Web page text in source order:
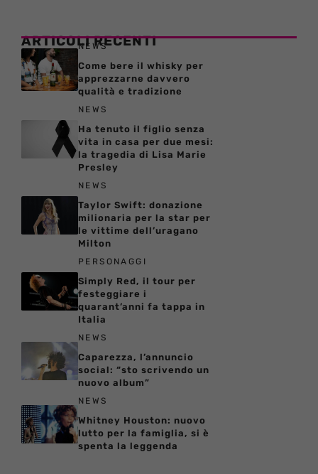
ARTICOLI RECENTI
NEWS
Come bere il whisky per
apprezzarne davvero
qualità e tradizione
NEWS
Ha tenuto il figlio senza
vita in casa per due mesi:
la tragedia di Lisa Marie
Presley
NEWS
Taylor Swift: donazione
milionaria per la star per
le vittime dell’uragano
Milton
PERSONAGGI
Simply Red, il tour per
festeggiare i
quarant’anni fa tappa in
Italia
NEWS
Caparezza, l’annuncio
social: “sto scrivendo un
nuovo album”
NEWS
Whitney Houston: nuovo
lutto per la famiglia, si è
spenta la leggenda